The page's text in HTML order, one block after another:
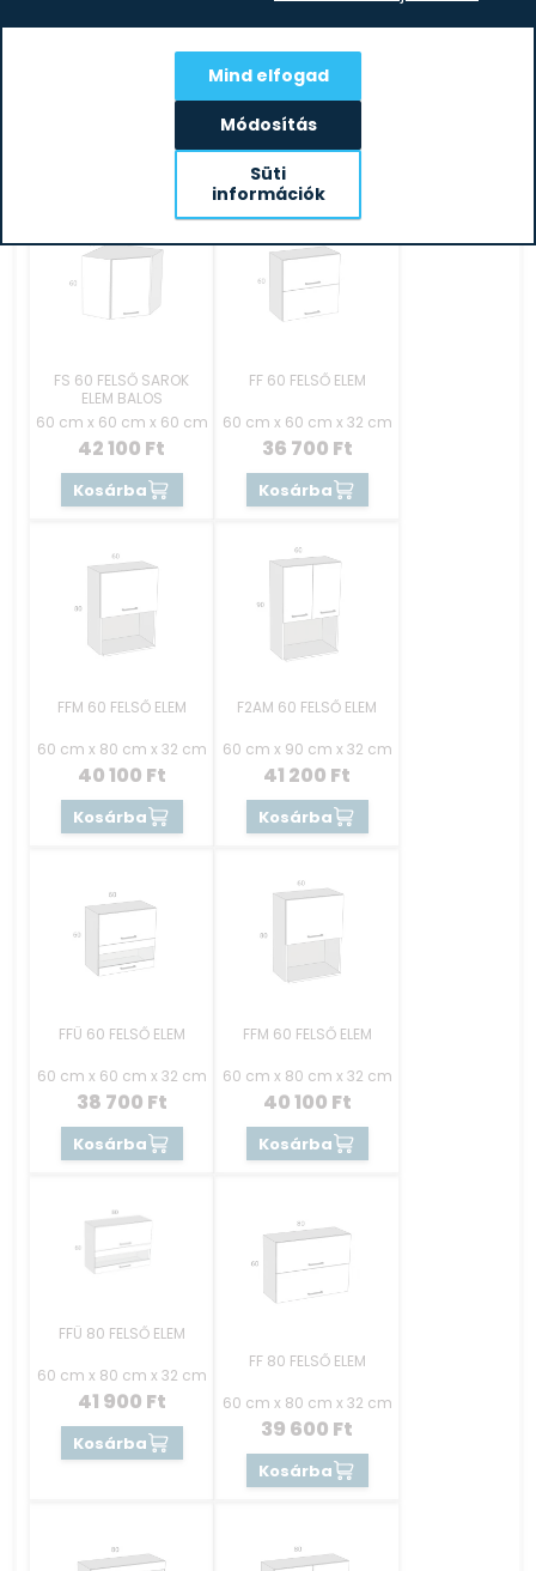
FA 60 FELSŐ ELEM
60 cm x 60 cm x 32 cm
FS 60 FELSŐ SAROK
ELEM JOBBOS
60 cm x 60 cm x 60 cm
42 100
Kosárba
FS 60 FELSŐ SAROK
ELEM BALOS
60 cm x 60 cm x 60 cm
42 100 Ft
Kosárba
FF 60 FELSŐ ELEM
60 cm x 60 cm x 32 cm
36 700 Ft
Kosárba
FFM 60 FELSŐ ELEM
60 cm x 80 cm x 32 cm
40 100 Ft
Kosárba
F2AM 60 FELSŐ ELEM
60 cm x 90 cm x 32 cm
41 200 Ft
Kosárba
FFÜ 60 FELSŐ ELEM
60 cm x 60 cm x 32 cm
38 700 Ft
Kosárba
FFM 60 FELSŐ ELEM
60 cm x 80 cm x 32 cm
40 100 Ft
Kosárba
FFÜ 80 FELSŐ ELEM
60 cm x 80 cm x 32 cm
41 900 Ft
Kosárba
FF 80 FELSŐ ELEM
60 cm x 80 cm x 32 cm
39 600 Ft
Kosárba
Mind elfogad
Módosítás
Süti
információk